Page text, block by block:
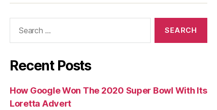
Recent Posts
How Google Won The 2020 Super Bowl With Its
Loretta Advert